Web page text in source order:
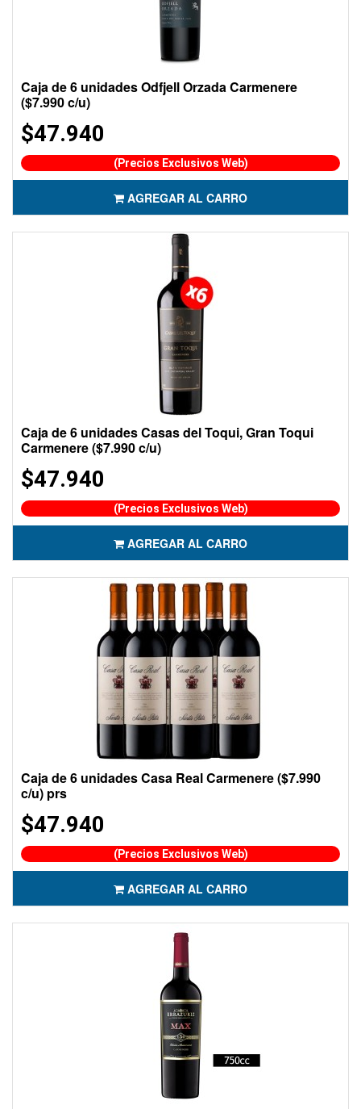
Caja de 6 unidades Odfjell Orzada Carmenere
($7.990 c/u)
$47.940
(Precios Exclusivos Web)
AGREGAR AL CARRO
Caja de 6 unidades Casas del Toqui, Gran Toqui
Carmenere ($7.990 c/u)
$47.940
(Precios Exclusivos Web)
AGREGAR AL CARRO
Caja de 6 unidades Casa Real Carmenere ($7.990
c/u) prs
$47.940
(Precios Exclusivos Web)
AGREGAR AL CARRO